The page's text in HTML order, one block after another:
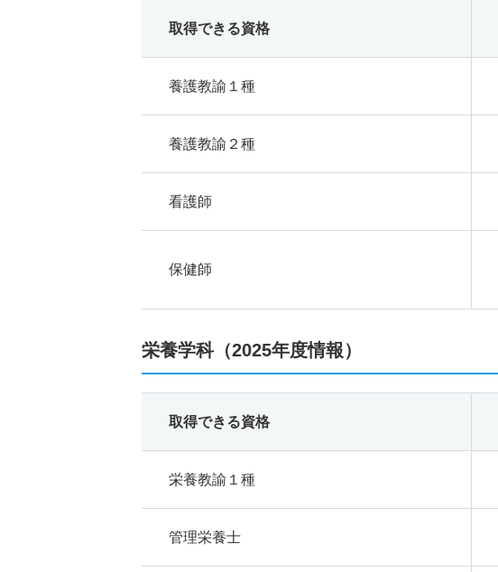
取得できる資格
養護教諭１種
養護教諭２種
看護師
保健師
栄養学科（2025年度情報）
取得できる資格
栄養教諭１種
管理栄養士